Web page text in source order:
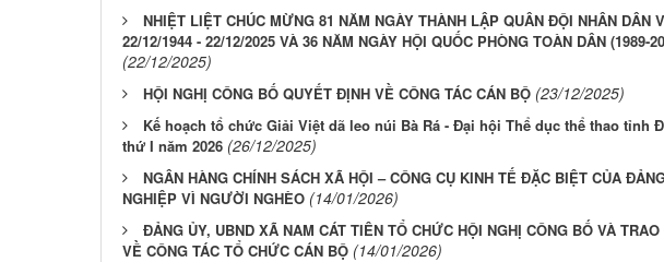
NHIỆT LIỆT CHÚC MỪNG 81 NĂM NGÀY THÀNH LẬP QUÂN ĐỘI NHÂN DÂN
22/12/1944 - 22/12/2025 VÀ 36 NĂM NGÀY HỘI QUỐC PHÒNG TOÀN DÂN (1989-
(22/12/2025)
HỘI NGHỊ CÔNG BỐ QUYẾT ĐỊNH VỀ CÔNG TÁC CÁN BỘ (23/12/2025)
Kế hoạch tổ chức Giải Việt dã leo núi Bà Rá - Đại hội Thể dục thể thao tỉnh
thứ I năm 2026 (26/12/2025)
NGÂN HÀNG CHÍNH SÁCH XÃ HỘI – CÔNG CỤ KINH TẾ ĐẶC BIỆT CỦA
NGHIỆP VÌ NGƯỜI NGHÈO (14/01/2026)
ĐẢNG ỦY, UBND XÃ NAM CÁT TIÊN TỔ CHỨC HỘI NGHỊ CÔNG BỐ VÀ
VỀ CÔNG TÁC TỔ CHỨC CÁN BỘ (14/01/2026)